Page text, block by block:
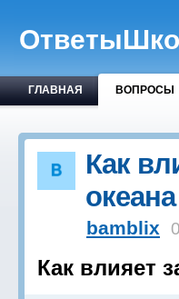
ГЛАВНАЯ ВОПРОСЫ
Как
bamblix
Как влияет